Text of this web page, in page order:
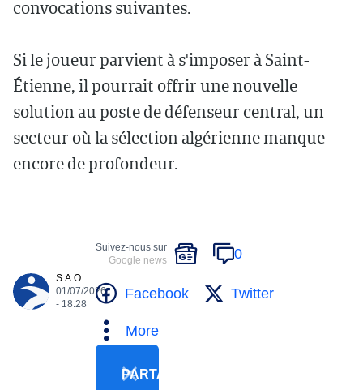
convocations suivantes.
Si le joueur parvient à s'imposer à Saint-
Étienne, il pourrait offrir une nouvelle
solution au poste de défenseur central, un
secteur où la sélection algérienne manque
encore de profondeur.
S.A.O
01/07/2026
- 18:28
Suivez-nous sur
Google news
0
Facebook Twitter
More
PARTAGER